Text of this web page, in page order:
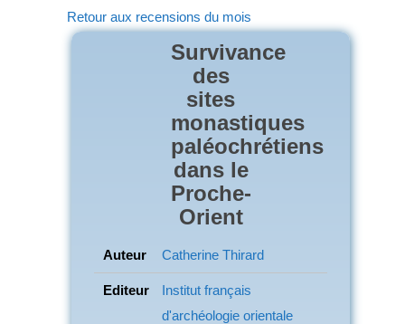
Retour aux recensions du mois
Survivance
des
sites
monastiques
paléochrétiens
dans le
Proche-
Orient
Auteur Catherine Thirard
Editeur
Institut français
d'archéologie orientale